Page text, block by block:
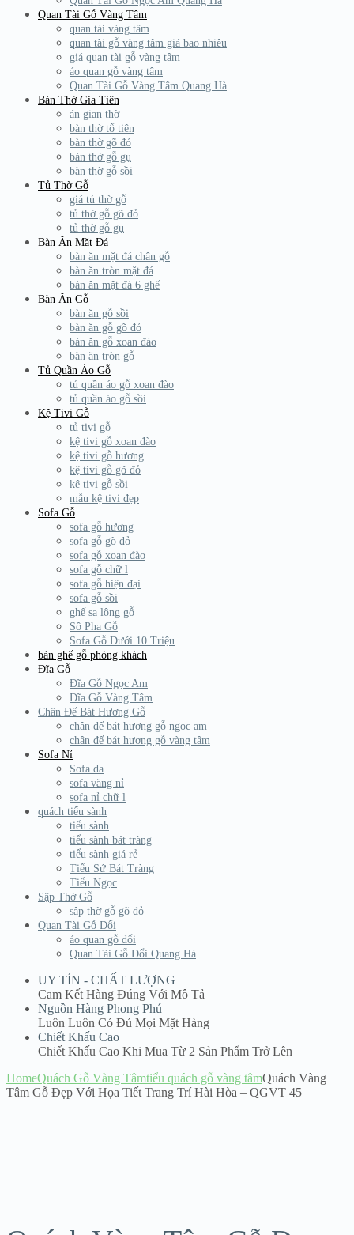
Quan Tài Gỗ Vàng Tâm
quan tài vàng tâm
quan tài gỗ vàng tâm giá bao nhiêu
giá quan tài gỗ vàng tâm
áo quan gỗ vàng tâm
Quan Tài Gỗ Vàng Tâm Quang Hà
Bàn Thờ Gia Tiên
án gian thờ
bàn thờ tổ tiên
bàn thờ gõ đỏ
bàn thờ gỗ gụ
bàn thờ gỗ sồi
Tủ Thờ Gỗ
giá tủ thờ gỗ
tủ thờ gỗ gõ đỏ
tủ thờ gỗ gụ
Bàn Ăn Mặt Đá
bàn ăn mặt đá chân gỗ
bàn ăn tròn mặt đá
bàn ăn mặt đá 6 ghế
Bàn Ăn Gỗ
bàn ăn gỗ sồi
bàn ăn gỗ gõ đỏ
bàn ăn gỗ xoan đào
bàn ăn tròn gỗ
Tủ Quần Áo Gỗ
tủ quần áo gỗ xoan đào
tủ quần áo gỗ sồi
Kệ Tivi Gỗ
tủ tivi gỗ
kệ tivi gỗ xoan đào
kệ tivi gỗ hương
kệ tivi gỗ gõ đỏ
kệ tivi gỗ sồi
mẫu kệ tivi đẹp
Sofa Gỗ
sofa gỗ hương
sofa gỗ gõ đỏ
sofa gỗ xoan đào
sofa gỗ chữ l
sofa gỗ hiện đại
sofa gỗ sồi
ghế sa lông gỗ
Sô Pha Gỗ
Sofa Gỗ Dưới 10 Triệu
bàn ghế gỗ phòng khách
Đĩa Gỗ
Đĩa Gỗ Ngọc Am
Đĩa Gỗ Vàng Tâm
Chân Đế Bát Hương Gỗ
chân đế bát hương gỗ ngọc am
chân đế bát hương gỗ vàng tâm
Sofa Nỉ
Sofa da
sofa văng nỉ
sofa nỉ chữ l
quách tiểu sành
tiểu sành
tiểu sành bát tràng
tiểu sành giá rẻ
Tiểu Sứ Bát Tràng
Tiểu Ngọc
Sập Thờ Gỗ
sập thờ gỗ gõ đỏ
Quan Tài Gỗ Dổi
áo quan gỗ dổi
Quan Tài Gỗ Dổi Quang Hà
UY TÍN - CHẤT LƯỢNG
Cam Kết Hàng Đúng Với Mô Tả
Nguồn Hàng Phong Phú
Luôn Luôn Có Đủ Mọi Mặt Hàng
Chiết Khấu Cao
Chiết Khấu Cao Khi Mua Từ 2 Sản Phẩm Trở Lên
HomeQuách Gỗ Vàng Tâmtiểu quách gỗ vàng tâmQuách Vàng
Tâm Gỗ Đẹp Với Họa Tiết Trang Trí Hài Hòa – QGVT 45